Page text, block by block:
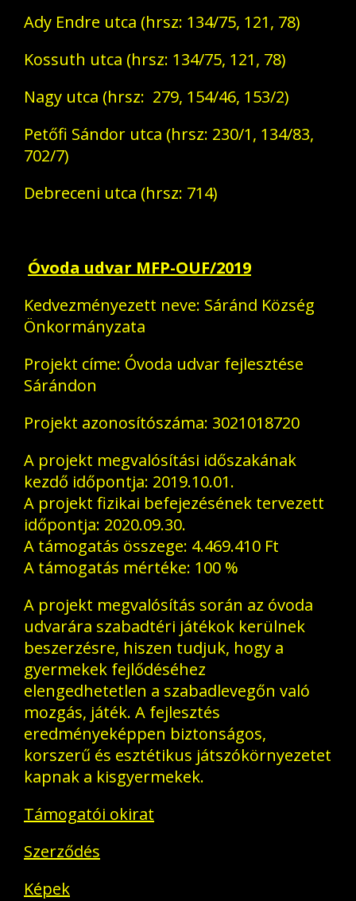
Ady Endre utca (hrsz: 134/75, 121, 78)
Kossuth utca (hrsz: 134/75, 121, 78)
Nagy utca (hrsz: 279, 154/46, 153/2)
Petőfi Sándor utca (hrsz: 230/1, 134/83,
702/7)
Debreceni utca (hrsz: 714)
Óvoda udvar MFP-OUF/2019
Kedvezményezett neve: Sáránd Község
Önkormányzata
Projekt címe: Óvoda udvar fejlesztése
Sárándon
Projekt azonosítószáma: 3021018720
A projekt megvalósítási időszakának
kezdő időpontja: 2019.10.01.
A projekt fizikai befejezésének tervezett
időpontja: 2020.09.30.
A támogatás összege: 4.469.410 Ft
A támogatás mértéke: 100 %
A projekt megvalósítás során az óvoda
udvarára szabadtéri játékok kerülnek
beszerzésre, hiszen tudjuk, hogy a
gyermekek fejlődéséhez
elengedhetetlen a szabadlevegőn való
mozgás, játék. A fejlesztés
eredményeképpen biztonságos,
korszerű és esztétikus játszókörnyezetet
kapnak a kisgyermekek.
Támogatói okirat
Szerződés
Képek